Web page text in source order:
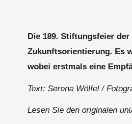
Die 189. Stiftungsfeier
Zukunftsorientierung. Es
wobei erstmals eine
Text: Serena Wölfel /
Lesen Sie den originalen